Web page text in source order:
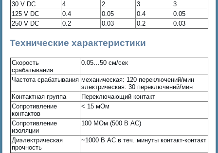
30 V DC
4 2 3
3
125 V DC
0.4 0.05 0.4
0.05
250 V DC
0.2 0.03 0.2 0.03
Технические характеристики
Скорость
срабатывания
0.05…50 см/сек
Частота срабатывания механическая: 120 переключений/мин
электрическая: 30 переключений/мин
Контактная группа
Переключающий контакт
Сопротивление
контактов
< 15 мОм
Сопротивление
изоляции
100 МОм (500 В AC)
Диэлектрическая
прочность
~1000 В AC в теч. минуты контакт-контакт